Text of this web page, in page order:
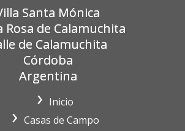
Santa Mónica
Rosa de Calamuchita
de Calamuchita
Córdoba
Argentina
Inicio
Casas de Campo